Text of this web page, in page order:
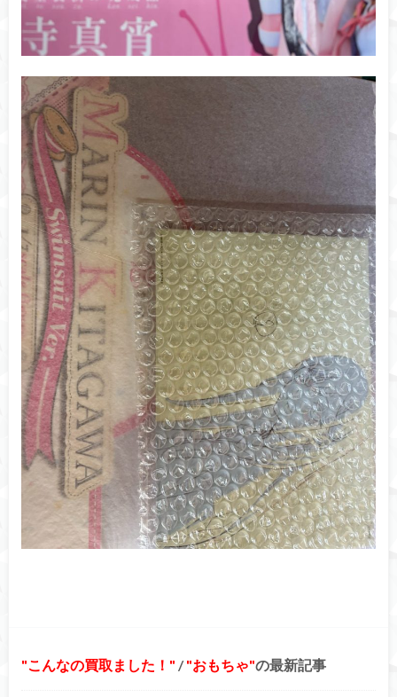
こんなの買取ました！ / おもちゃ の最新記事